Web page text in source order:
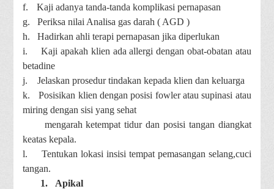
f.
Kaji adanya tanda-tanda komplikasi pernapasan
g.
Periksa nilai Analisa gas darah ( AGD )
h.
Hadirkan ahli terapi pernapasan jika diperlukan
i.
Kaji apakah klien ada allergi dengan obat-obatan atau
betadine
j.
Jelaskan prosedur tindakan kepada klien dan keluarga
k.
Posisikan klien dengan posisi fowler atau supinasi atau
miring dengan sisi yang sehat
mengarah ketempat tidur dan posisi tangan diangkat
keatas kepala.
l.
Tentukan lokasi insisi tempat pemasangan selang,cuci
tangan.
1.
Apikal